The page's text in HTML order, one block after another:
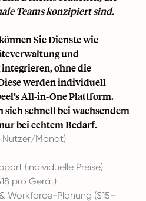
Teams konzipiert sind.
Sie Dienste wie
und
ohne die
werden individuell
All-in-One Plattform.
sich schnell bei wachsendem
bei echtem Bedarf.
Nutzer/Monat)
(individuelle Preise)
pro Gerät)
Workforce-Planung ($15–